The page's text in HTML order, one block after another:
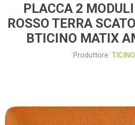
PLACCA 2
ROSSO TERRA
BTICINO MATIX
Produttore: